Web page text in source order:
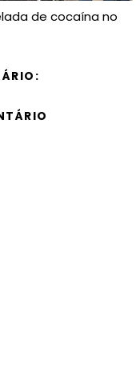
de cocaína no